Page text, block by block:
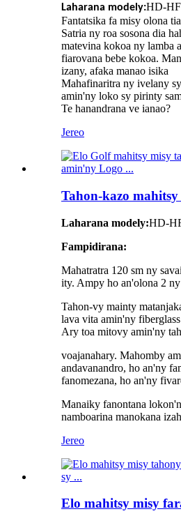
Laharana modely:HD-
Fantatsika fa misy olona
Satria ny roa sosona dia
matevina kokoa ny lamba
fiarovana bebe kokoa.
izany, afaka manao isika
Mahafinaritra ny ivelany
amin'ny loko sy pirinty
Te hanandrana ve ianao?
Jereo
Tahon-kazo
Laharana modely:HD-
Fampidirana:
Mahatratra 120 sm ny
ity. Ampy ho an'olona 2 ny
Tahon-vy mainty
lava vita amin'ny
Ary toa mitovy amin'ny
voajanahary. Mahomby
andavanandro, ho an'ny
fanomezana, ho an'ny
Manaiky fanontana
namboarina manokana
Jereo
Elo mahitsy misy